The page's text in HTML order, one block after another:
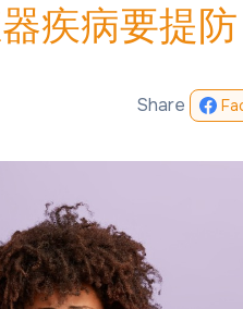
疾病要提防
Share